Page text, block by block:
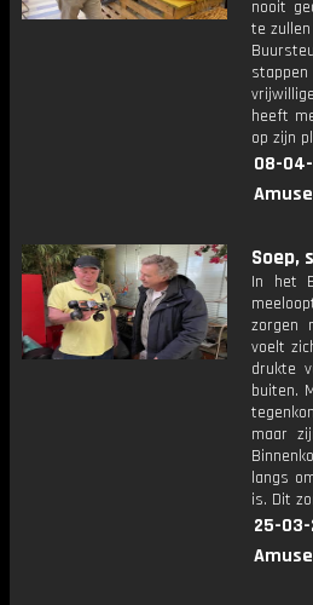
nooit
te
heeft
op zijn
08-
Soep,
In het
zorgen
voelt
drukte
buiten.
maar
langs
is. Dit
25-